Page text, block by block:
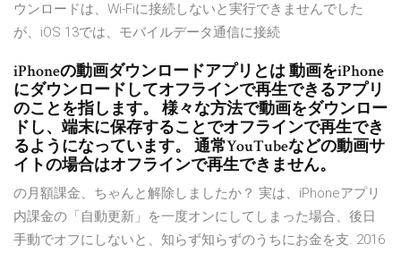
ウンロードは、Wi-Fiに接続しないと実行できませんでした
が、iOS 13では、モバイルデータ通信に接続
iPhoneの動画ダウンロードアプリとは 動画をiPhone
にダウンロードしてオフラインで再生できるアプリ
のことを指します。 様々な方法で動画をダウンロー
ドし、端末に保存することでオフラインで再生でき
るようになっています。 通常YouTubeなどの動画サ
イトの場合はオフラインで再生できません。
の月額課金、ちゃんと解除しましたか？ 実は、iPhoneアプリ
内課金の「自動更新」を一度オンにしてしまった場合、後日
手動でオフにしないと、知らず知らずのうちにお金を支. 2016